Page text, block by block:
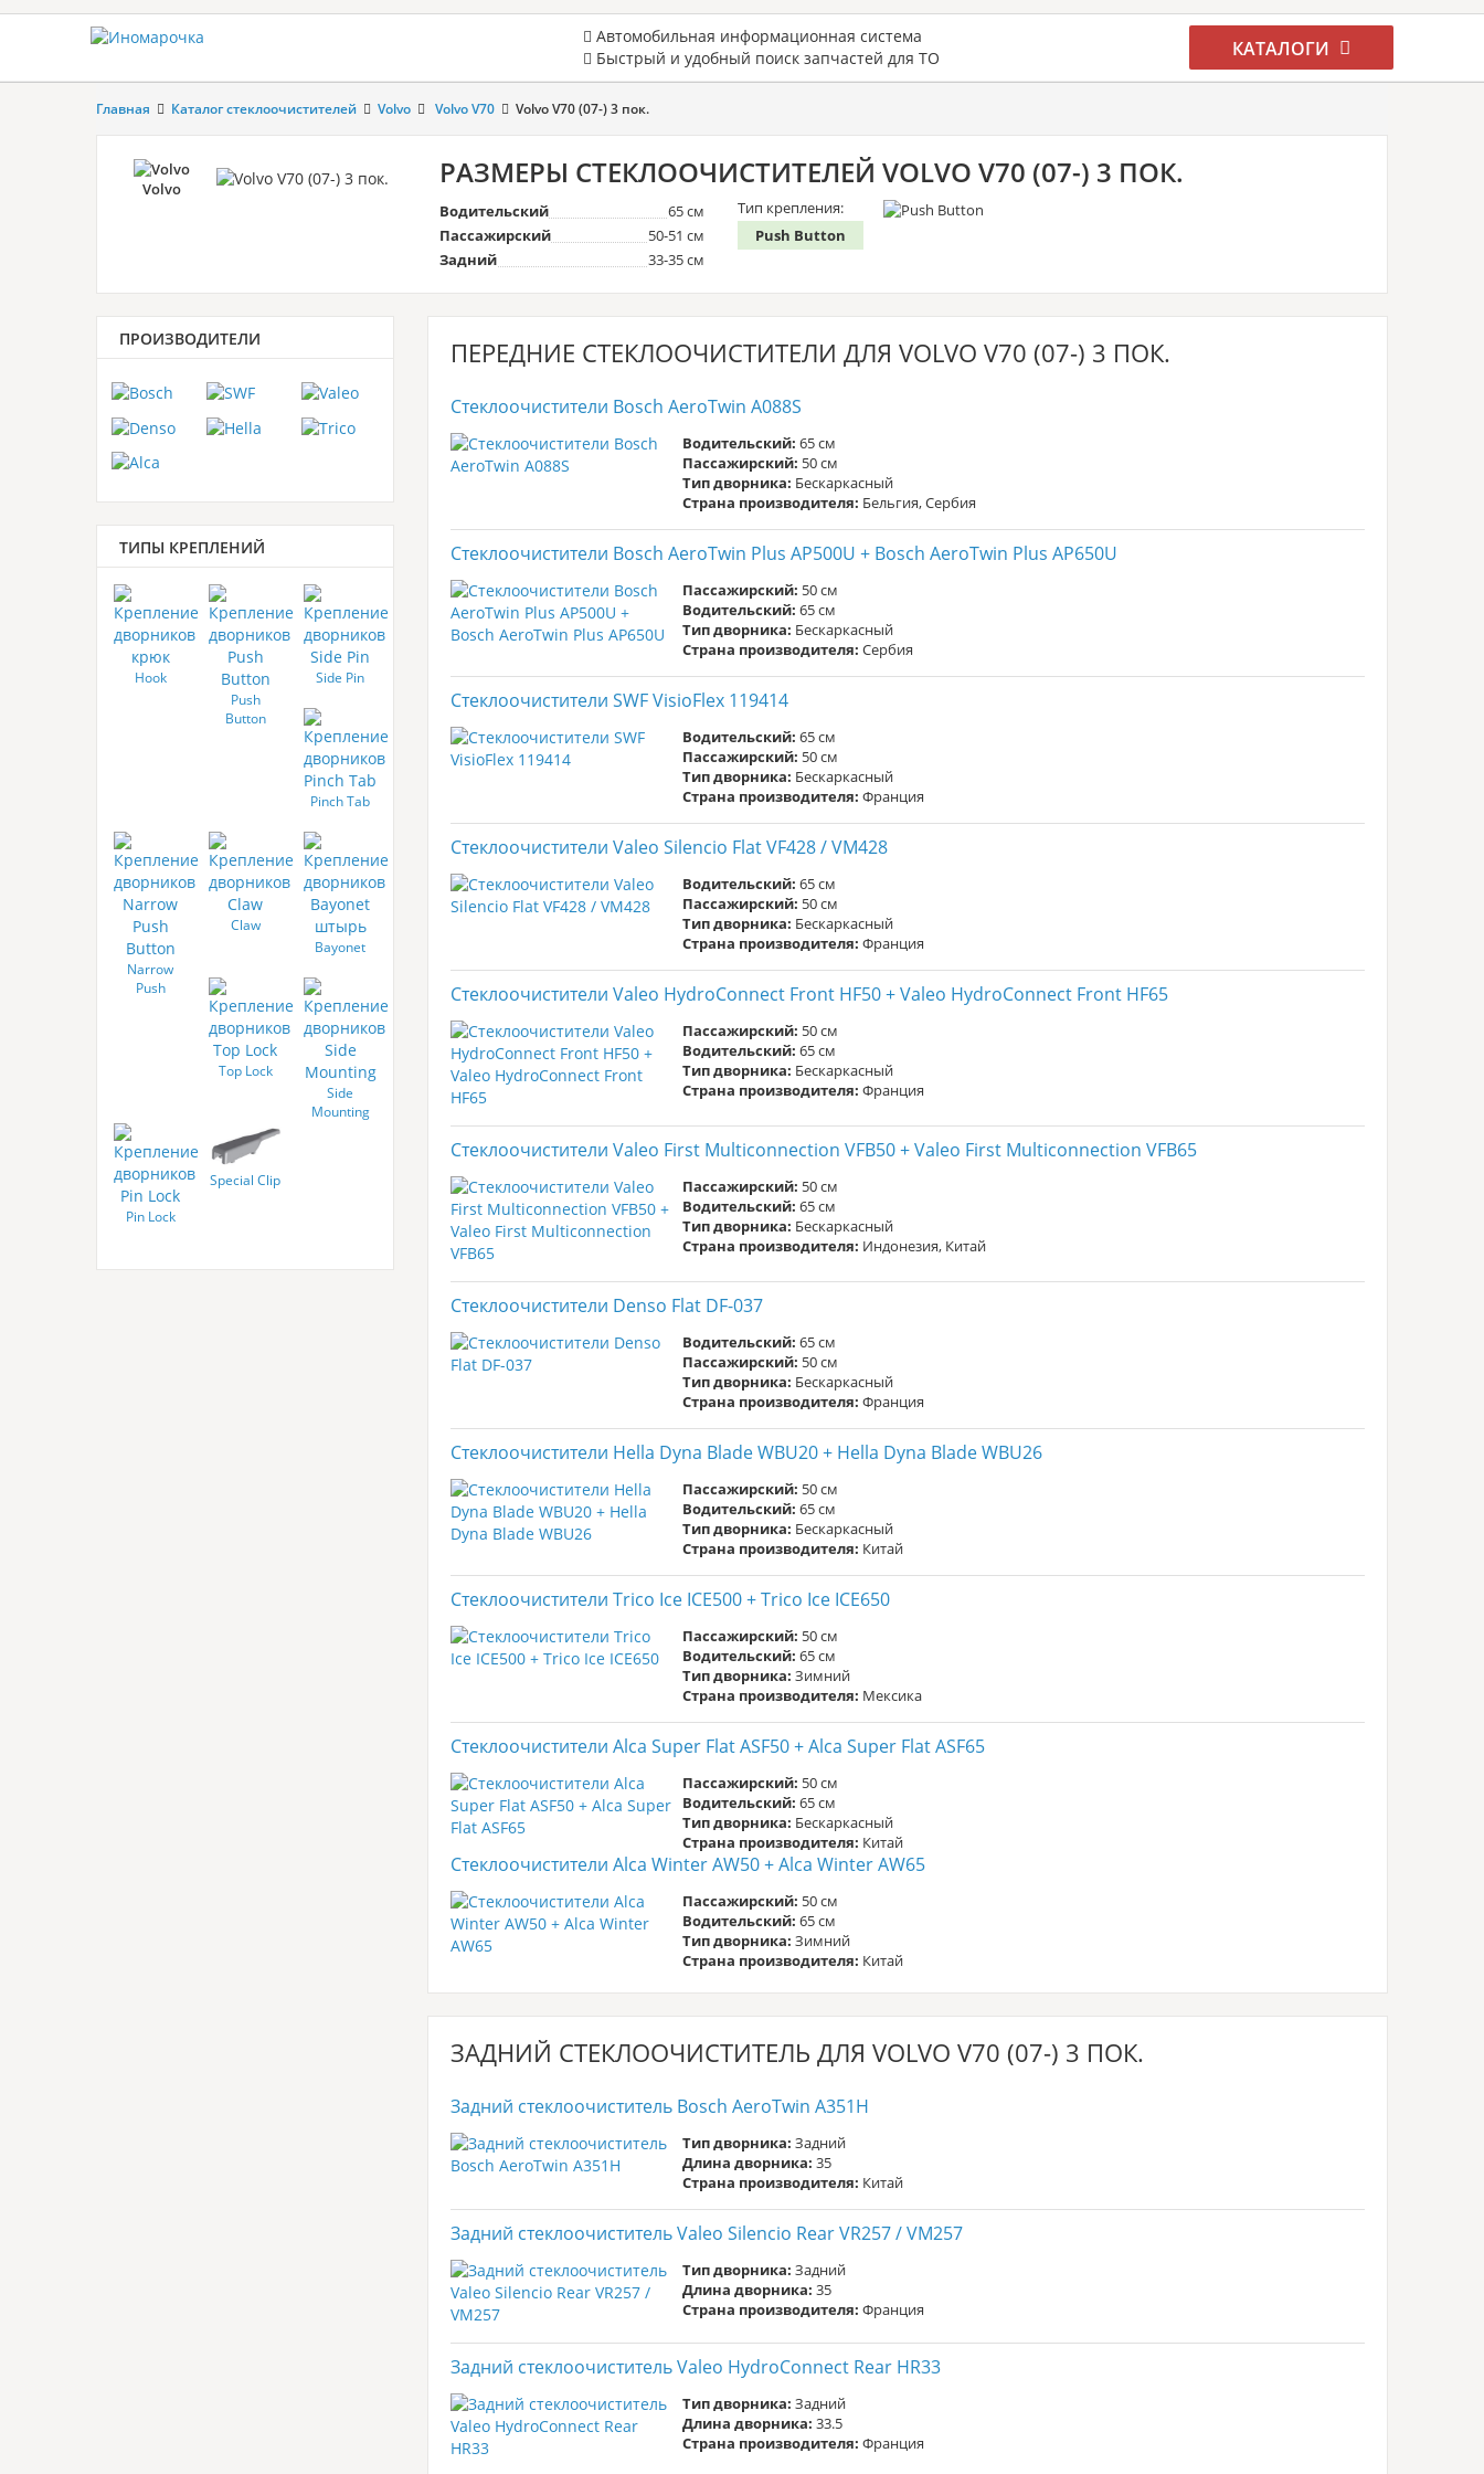
Автомобильная информационная система
Быстрый и удобный поиск запчастей для ТО
КАТАЛОГИ
Главная Каталог стеклоочистителей Volvo Volvo V70 Volvo V70 (07-) 3 пок.
Volvo РАЗМЕРЫ СТЕКЛООЧИСТИТЕЛЕЙ VOLVO V70 (07-) 3 ПОК.
Водительский
65 см
Пассажирский
50-51 см
Задний
33-35 см
Тип крепления:
Push Button
ПРОИЗВОДИТЕЛИ
ТИПЫ КРЕПЛЕНИЙ
Hook
Push
Button
Side Pin
Pinch Tab
Narrow
Push
Claw
Bayonet
Top Lock
Side
Mounting
Pin Lock
Special Clip
ПЕРЕДНИЕ СТЕКЛООЧИСТИТЕЛИ ДЛЯ VOLVO V70 (07-) 3 ПОК.
Стеклоочистители Bosch AeroTwin A088S
Водительский: 65 см
Пассажирский: 50 см
Тип дворника: Бескаркасный
Страна производителя: Бельгия, Сербия
Стеклоочистители Bosch AeroTwin Plus AP500U + Bosch AeroTwin Plus AP650U
Пассажирский: 50 см
Водительский: 65 см
Тип дворника: Бескаркасный
Страна производителя: Сербия
Стеклоочистители SWF VisioFlex 119414
Водительский: 65 см
Пассажирский: 50 см
Тип дворника: Бескаркасный
Страна производителя: Франция
Стеклоочистители Valeo Silencio Flat VF428 / VM428
Водительский: 65 см
Пассажирский: 50 см
Тип дворника: Бескаркасный
Страна производителя: Франция
Стеклоочистители Valeo HydroConnect Front HF50 + Valeo HydroConnect Front HF65
Пассажирский: 50 см
Водительский: 65 см
Тип дворника: Бескаркасный
Страна производителя: Франция
Стеклоочистители Valeo First Multiconnection VFB50 + Valeo First Multiconnection VFB65
Пассажирский: 50 см
Водительский: 65 см
Тип дворника: Бескаркасный
Страна производителя: Индонезия, Китай
Стеклоочистители Denso Flat DF-037
Водительский: 65 см
Пассажирский: 50 см
Тип дворника: Бескаркасный
Страна производителя: Франция
Стеклоочистители Hella Dyna Blade WBU20 + Hella Dyna Blade WBU26
Пассажирский: 50 см
Водительский: 65 см
Тип дворника: Бескаркасный
Страна производителя: Китай
Стеклоочистители Trico Ice ICE500 + Trico Ice ICE650
Пассажирский: 50 см
Водительский: 65 см
Тип дворника: Зимний
Страна производителя: Мексика
Стеклоочистители Alca Super Flat ASF50 + Alca Super Flat ASF65
Пассажирский: 50 см
Водительский: 65 см
Тип дворника: Бескаркасный
Страна производителя: Китай
Стеклоочистители Alca Winter AW50 + Alca Winter AW65
Пассажирский: 50 см
Водительский: 65 см
Тип дворника: Зимний
Страна производителя: Китай
ЗАДНИЙ СТЕКЛООЧИСТИТЕЛЬ ДЛЯ VOLVO V70 (07-) 3 ПОК.
Задний стеклоочиститель Bosch AeroTwin A351H
Тип дворника: Задний
Длина дворника: 35
Страна производителя: Китай
Задний стеклоочиститель Valeo Silencio Rear VR257 / VM257
Тип дворника: Задний
Длина дворника: 35
Страна производителя: Франция
Задний стеклоочиститель Valeo HydroConnect Rear HR33
Тип дворника: Задний
Длина дворника: 33.5
Страна производителя: Франция